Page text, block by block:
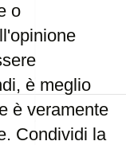
o
è meglio
è veramente
Condividi la